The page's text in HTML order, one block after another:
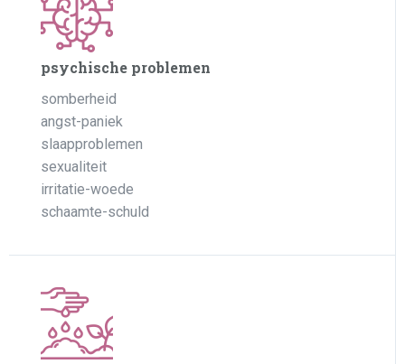
psychische problemen
somberheid
angst-paniek
slaapproblemen
sexualiteit
irritatie-woede
schaamte-schuld